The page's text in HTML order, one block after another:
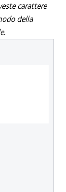
carattere
della